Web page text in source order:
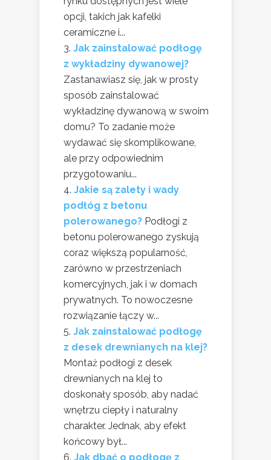
opcji, takich jak kafelki
ceramiczne i...
Jak zainstalować podłogę
z wykładziny dywanowej?
Zastanawiasz się, jak w prosty
sposób zainstalować
wykładzinę dywanową w swoim
domu? To zadanie może
wydawać się skomplikowane,
ale przy odpowiednim
przygotowaniu...
Jakie są zalety i wady
podłóg z betonu
polerowanego? Podłogi z
betonu polerowanego zyskują
coraz większą popularność,
zarówno w przestrzeniach
komercyjnych, jak i w domach
prywatnych. To nowoczesne
rozwiązanie łączy w...
Jak zainstalować podłogę
z desek drewnianych na klej?
Montaż podłogi z desek
drewnianych na klej to
doskonały sposób, aby nadać
wnętrzu ciepły i naturalny
charakter. Jednak, aby efekt
końcowy był...
Jak dbać o podłogę z